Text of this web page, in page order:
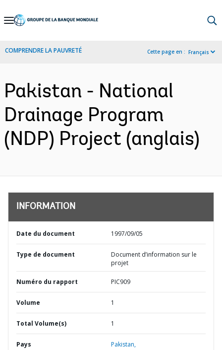
Skip
Navigation
COMPRENDRE LA PAUVRETÉ Cette page en : Français
Pakistan - National
Drainage Program
(NDP) Project (anglais)
INFORMATION
Date du document 1997/09/05
Type de document
Document d’information sur le
projet
Numéro du rapport PIC909
Volume 1
Total Volume(s) 1
Pays Pakistan,